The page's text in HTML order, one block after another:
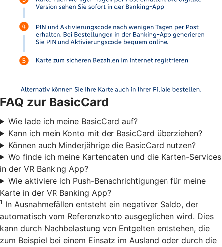
FAQ zur BasicCard
Wie lade ich meine BasicCard auf?
Kann ich mein Konto mit der BasicCard überziehen?
Können auch Minderjährige die BasicCard nutzen?
Wo finde ich meine Kartendaten und die Karten-Services
in der VR Banking App?
Wie aktiviere ich Push-Benachrichtigungen für meine
Karte in der VR Banking App?
1 In Ausnahmefällen entsteht ein negativer Saldo, der
automatisch vom Referenzkonto ausgeglichen wird. Dies
kann durch Nachbelastung von Entgelten entstehen, die
zum Beispiel bei einem Einsatz im Ausland oder durch die